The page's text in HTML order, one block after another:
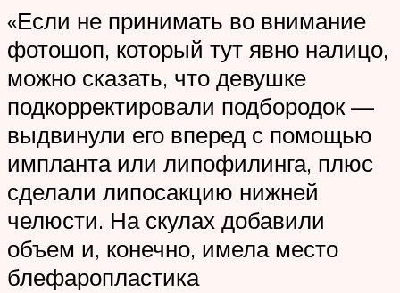
«Если не принимать во внимание
фотошоп, который тут явно налицо,
можно сказать, что девушке
подкорректировали подбородок —
выдвинули его вперед с помощью
импланта или липофилинга, плюс
сделали липосакцию нижней
челюсти. На скулах добавили
объем и, конечно, имела место
блефаропластика